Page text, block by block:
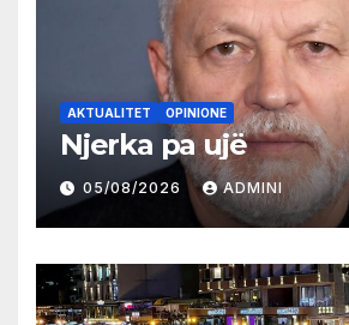
AKTUALITET OPINIONE
Njerka pa ujë
05/08/2026 ADMINI